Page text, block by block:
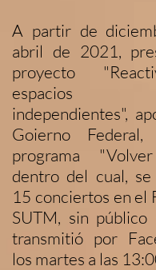
A partir de
abril de 2021,
proyecto
espacios
independientes",
Goierno
programa
dentro del cual, se
15 conciertos en el
SUTM, sin público
transmitió por
los martes a las